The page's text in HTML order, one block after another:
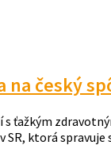
na český
s ťažkým
ktorá spravuje